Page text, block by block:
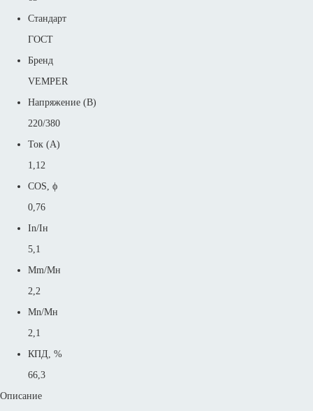
Стандарт
ГОСТ
Бренд
VEMPER
Напряжение (В)
220/380
Ток (А)
1,12
COS, ϕ
0,76
In/Iн
5,1
Mm/Mн
2,2
Mn/Mн
2,1
КПД, %
66,3
Описание